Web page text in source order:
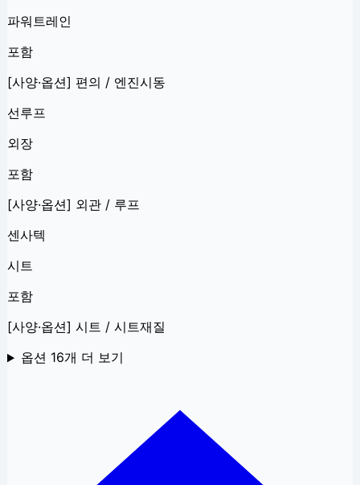
파워트레인
포함
[사양·옵션] 편의 / 엔진시동
선루프
외장
포함
[사양·옵션] 외관 / 루프
센사텍
시트
포함
[사양·옵션] 시트 / 시트재질
옵션 16개 더 보기